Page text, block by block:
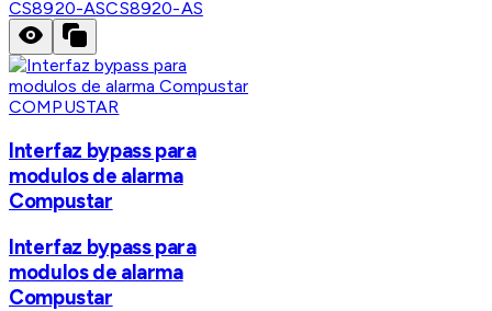
CS8920-ASCS8920-AS
COMPUSTAR
Interfaz bypass para
modulos de alarma
Compustar
Interfaz bypass para
modulos de alarma
Compustar